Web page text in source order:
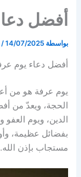
أفضل
بواسطة /14/07/2025
أفضل دعاء يوم
يوم عرفة هو من
الحجة، ويعدّ من
الدين، ويوم
بفضائل عظيمة،
مستجاب بإذن الله.